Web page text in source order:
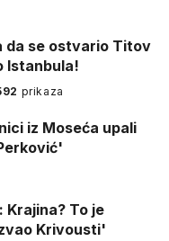
da se ostvario Titov
Istanbula!
prikaza
iz Moseća upali
Krajina? To je
Krivousti'